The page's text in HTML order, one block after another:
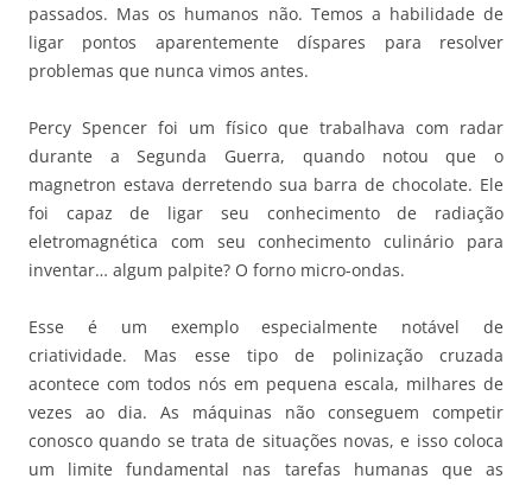
passados. Mas os humanos não. Temos a habilidade de
ligar pontos aparentemente díspares para resolver
problemas que nunca vimos antes.
Percy Spencer foi um físico que trabalhava com radar
durante a Segunda Guerra, quando notou que o
magnetron estava derretendo sua barra de chocolate. Ele
foi capaz de ligar seu conhecimento de radiação
eletromagnética com seu conhecimento culinário para
inventar… algum palpite? O forno micro-ondas.
Esse é um exemplo especialmente notável de
criatividade. Mas esse tipo de polinização cruzada
acontece com todos nós em pequena escala, milhares de
vezes ao dia. As máquinas não conseguem competir
conosco quando se trata de situações novas, e isso coloca
um limite fundamental nas tarefas humanas que as